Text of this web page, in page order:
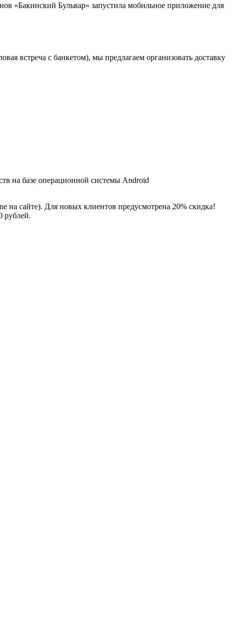
«Бакинский Бульвар» запустила мобильное приложение для
встреча с банкетом), мы предлагаем организовать доставку
на базе операционной системы Android
на сайте). Для новых клиентов предусмотрена 20% скидка!
рублей.